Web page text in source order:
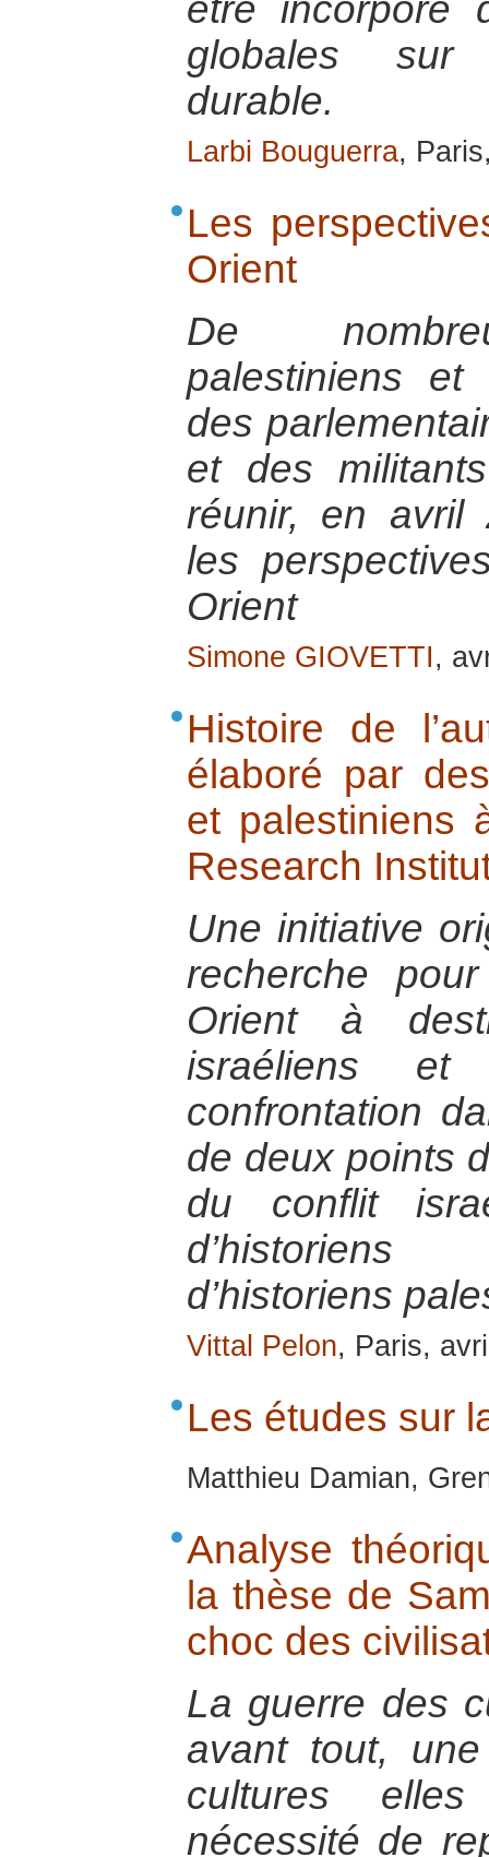
être incorporé
globales sur
durable.
Larbi Bouguerra,
Les
Orient
De
palestiniens et
des
et des
réunir, en avril
les
Orient
Simone GIOVETTI,
Histoire de
élaboré par
et palestiniens
Research
Une initiative
recherche
Orient à
israéliens
confrontation
de deux points
du conflit
d’historiens
Vittal Pelon, Paris,
Les études sur
Matthieu Damian,
Analyse
la thèse de
choc des
La guerre des
avant tout,
cultures
nécessité de